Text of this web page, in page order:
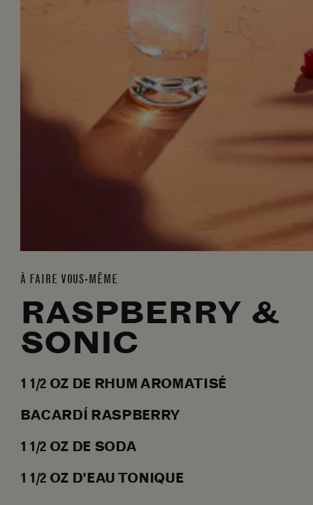
À FAIRE VOUS-MÊME
RASPBERRY &
SONIC
1 1/2 OZ DE RHUM AROMATISÉ
BACARDÍ RASPBERRY
1 1/2 OZ DE SODA
1 1/2 OZ D'EAU TONIQUE